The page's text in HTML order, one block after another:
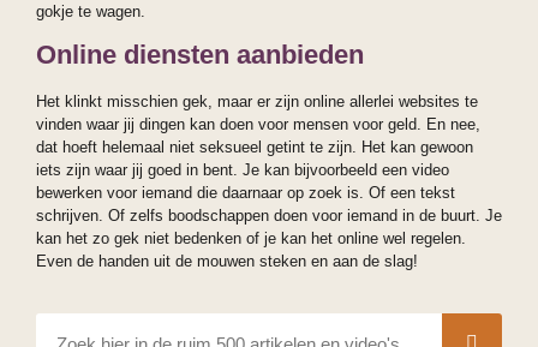
gokje te wagen.
Online diensten aanbieden
Het klinkt misschien gek, maar er zijn online allerlei websites te
vinden waar jij dingen kan doen voor mensen voor geld. En nee,
dat hoeft helemaal niet seksueel getint te zijn. Het kan gewoon
iets zijn waar jij goed in bent. Je kan bijvoorbeeld een video
bewerken voor iemand die daarnaar op zoek is. Of een tekst
schrijven. Of zelfs boodschappen doen voor iemand in de buurt. Je
kan het zo gek niet bedenken of je kan het online wel regelen.
Even de handen uit de mouwen steken en aan de slag!